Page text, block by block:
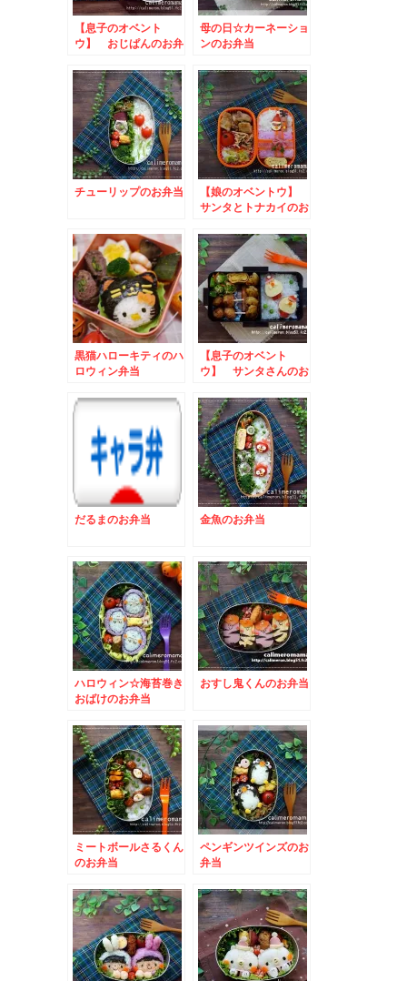
【息子のオベント
ウ】 おじぱんのお弁
母の日☆カーネーショ
ンのお弁当
チューリップのお弁当
【娘のオベントウ】
サンタとトナカイのお
黒猫ハローキティのハ
ロウィン弁当
【息子のオベント
ウ】 サンタさんのお
だるまのお弁当 金魚のお弁当
ハロウィン☆海苔巻き
おばけのお弁当
おすし鬼くんのお弁当
ミートボールさるくん
のお弁当
ペンギンツインズのお
弁当